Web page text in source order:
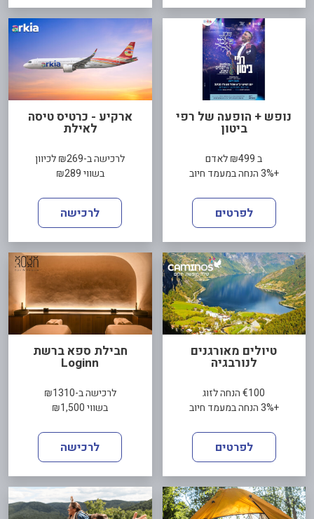
נופש + הופעה של רפי
ביטון
ב ₪499 לאדם
+3% הנחה במעמד חיוב
לפרטים
ארקיע - כרטיס טיסה
לאילת
לרכישה ב-₪269 לכיוון
בשווי ₪289
לרכישה
טיולים מאורגנים
לנורבגיה
€100 הנחה לזוג
+3% הנחה במעמד חיוב
לפרטים
חבילת ספא ברשת
Loginn
לרכישה ב-₪1310
בשווי ₪1,500
לרכישה